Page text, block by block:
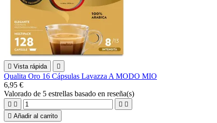
 Vista rápida 
Qualita Oro 16 Cápsulas Lavazza A MODO MIO
6,95 €
Valorado de 5 estrellas basado en reseña(s)
   
 Añadir al carrito